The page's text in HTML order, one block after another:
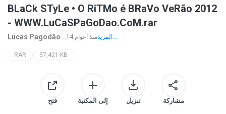
BLaCk STyLe • O RiTMo é BRaVo VeRão 2012
- WWW.LuCaSPaGoDao.CoM.rar
Lucas Pagodão .. 14 منذ أعوام المزيد...
RAR 57,421 KB
فتح إلى المكتبة تنزيل مشاركة